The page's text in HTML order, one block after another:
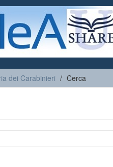
dei Carabinieri Cerca